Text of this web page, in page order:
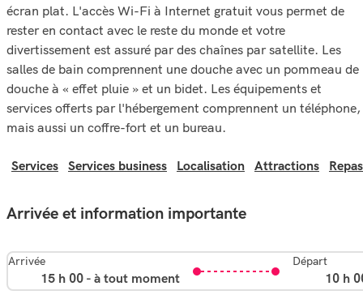
écran plat. L'accès Wi-Fi à Internet gratuit vous permet de
rester en contact avec le reste du monde et votre
divertissement est assuré par des chaînes par satellite. Les
salles de bain comprennent une douche avec un pommeau de
douche à « effet pluie » et un bidet. Les équipements et
services offerts par l'hébergement comprennent un téléphone,
mais aussi un coffre-fort et un bureau.
Services Services business Localisation Attractions Repas
Arrivée et information importante
Arrivée
15 h 00 - à tout moment
Départ
10 h